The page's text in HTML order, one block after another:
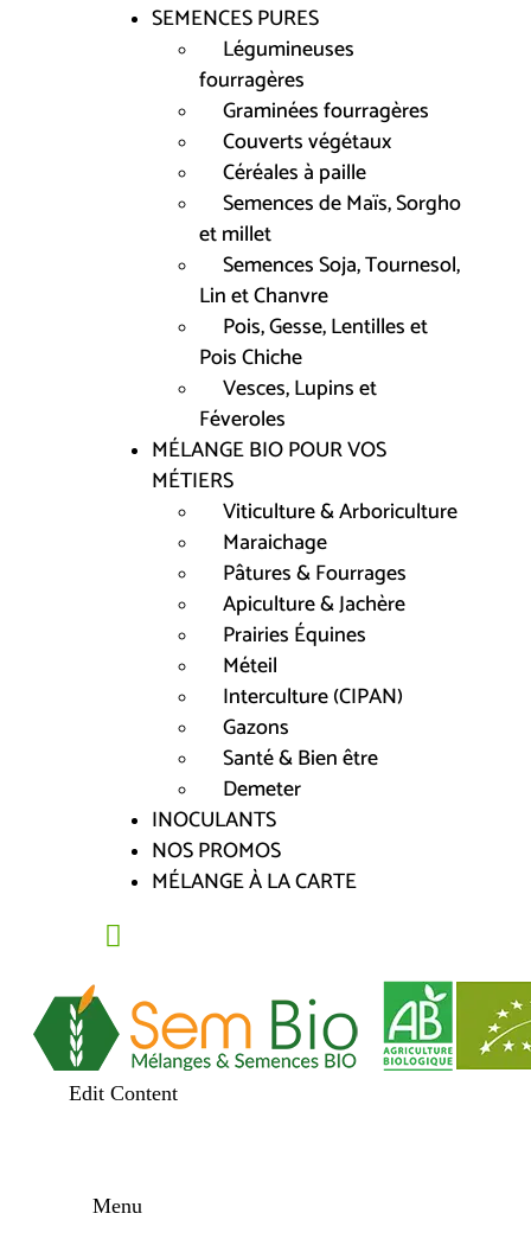
SEMENCES PURES
Légumineuses
fourragères
Graminées fourragères
Couverts végétaux
Céréales à paille
Semences de Maïs, Sorgho
et millet
Semences Soja, Tournesol,
Lin et Chanvre
Pois, Gesse, Lentilles et
Pois Chiche
Vesces, Lupins et
Féveroles
MÉLANGE BIO POUR VOS
MÉTIERS
Viticulture & Arboriculture
Maraichage
Pâtures & Fourrages
Apiculture & Jachère
Prairies Équines
Méteil
Interculture (CIPAN)
Gazons
Santé & Bien être
Demeter
INOCULANTS
NOS PROMOS
MÉLANGE À LA CARTE
Edit Content
Menu